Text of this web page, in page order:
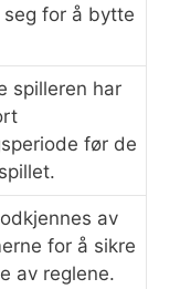
for å bytte
spilleren har
før de
av
for å sikre
av reglene.